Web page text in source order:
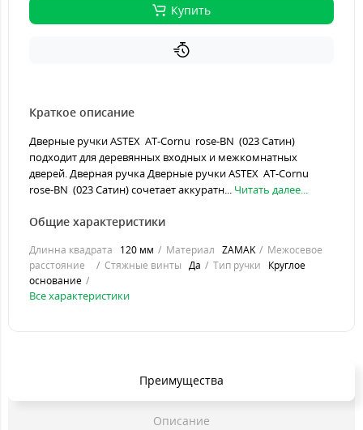
Купить
Краткое описание
Дверные ручки ASTEX AT-Cornu rose-BN (023 Сатин)
подходит для деревянных входных и межкомнатных
дверей. Дверная ручка Дверные ручки ASTEX AT-Cornu
rose-BN (023 Сатин) сочетает аккуратн... Читать далее...
Общие характеристики
Длинна квадрата 120 мм Материал ZAMAK
Межосевое
расстояние
Стяжные винты Да Тип ручки
Круглое
основание
Все характеристики
Преимущества
Описание